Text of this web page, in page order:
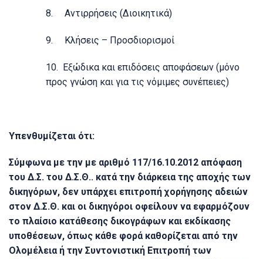
8. Αντιρρήσεις (Διοικητικά)
9. Κλήσεις – Προσδιορισμοί
10. Εξώδικα και επιδόσεις αποφάσεων (μόνο
προς γνώση και για τις νόμιμες συνέπειες)
Υπενθυμίζεται ότι:
Σύμφωνα με την με αριθμό 117/16.10.2012 απόφαση
του Δ.Σ. του Δ.Σ.Θ.. κατά την διάρκεια της αποχής των
δικηγόρων, δεν υπάρχει επιτροπή χορήγησης αδειών
στον Δ.Σ.Θ. και οι δικηγόροι οφείλουν να εφαρμόζουν
το πλαίσιο κατάθεσης δικογράφων και εκδίκασης
υποθέσεων, όπως κάθε φορά καθορίζεται από την
Ολομέλεια ή την Συντονιστική Επιτροπή των